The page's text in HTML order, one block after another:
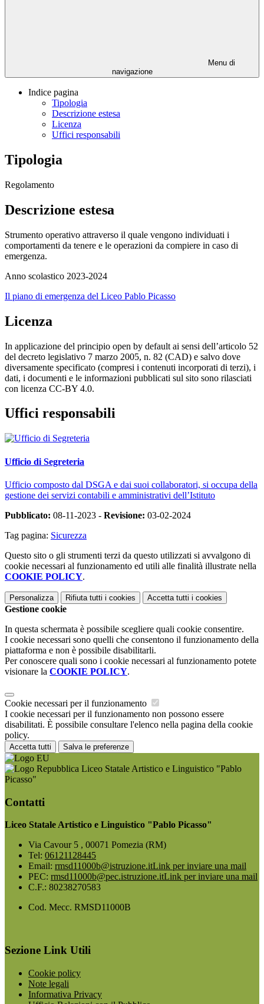
Menu di
navigazione
Indice pagina
Tipologia
Descrizione estesa
Licenza
Uffici responsabili
Tipologia
Regolamento
Descrizione estesa
Strumento operativo attraverso il quale vengono individuati i
comportamenti da tenere e le operazioni da compiere in caso di
emergenza.
Anno scolastico 2023-2024
Il piano di emergenza del Liceo Pablo Picasso
Licenza
In applicazione del principio open by default ai sensi dell’articolo 52
del decreto legislativo 7 marzo 2005, n. 82 (CAD) e salvo dove
diversamente specificato (compresi i contenuti incorporati di terzi), i
dati, i documenti e le informazioni pubblicati sul sito sono rilasciati
con licenza CC-BY 4.0.
Uffici responsabili
Ufficio di Segreteria
Ufficio composto dal DSGA e dai suoi collaboratori, si occupa della
gestione dei servizi contabili e amministrativi dell’Istituto
Pubblicato: 08-11-2023 - Revisione: 03-02-2024
Tag pagina: Sicurezza
Questo sito o gli strumenti terzi da questo utilizzati si avvalgono di
cookie necessari al funzionamento ed utili alle finalità illustrate nella
COOKIE POLICY.
Personalizza Rifiuta tutti i cookies Accetta tutti i cookies
Gestione cookie
In questa schermata è possibile scegliere quali cookie consentire.
I cookie necessari sono quelli che consentono il funzionamento della
piattaforma e non è possibile disabilitarli.
Per conoscere quali sono i cookie necessari al funzionamento potete
visionare la COOKIE POLICY.
Cookie necessari per il funzionamento
I cookie necessari per il funzionamento non possono essere
disabilitati. È possibile consultare l'elenco nella pagina della cookie
policy.
Accetta tutti Salva le preferenze
Liceo Statale Artistico e Linguistico "Pablo
Picasso"
Contatti
Liceo Statale Artistico e Linguistico "Pablo Picasso"
Via Cavour 5 , 00071 Pomezia (RM)
Tel: 06121128445
Email: rmsd11000b@istruzione.itLink per inviare una mail
PEC: rmsd11000b@pec.istruzione.itLink per inviare una mail
C.F.: 80238270583
Cod. Mecc. RMSD11000B
Sezione Link Utili
Cookie policy
Note legali
Informativa Privacy